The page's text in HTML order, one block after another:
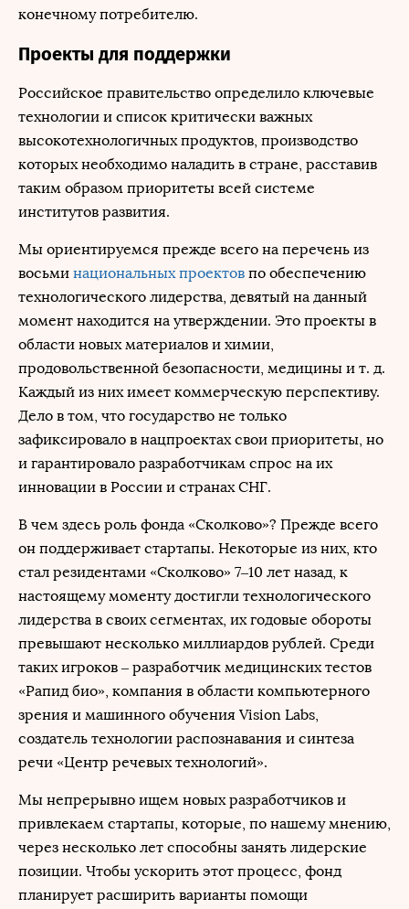
конечному потребителю.
Проекты для поддержки
Российское правительство определило ключевые
технологии и список критически важных
высокотехнологичных продуктов, производство
которых необходимо наладить в стране, расставив
таким образом приоритеты всей системе
институтов развития.
Мы ориентируемся прежде всего на перечень из
восьми национальных проектов по обеспечению
технологического лидерства, девятый на данный
момент находится на утверждении. Это проекты в
области новых материалов и химии,
продовольственной безопасности, медицины и т. д.
Каждый из них имеет коммерческую перспективу.
Дело в том, что государство не только
зафиксировало в нацпроектах свои приоритеты, но
и гарантировало разработчикам спрос на их
инновации в России и странах СНГ.
В чем здесь роль фонда «Сколково»? Прежде всего
он поддерживает стартапы. Некоторые из них, кто
стал резидентами «Сколково» 7‒10 лет назад, к
настоящему моменту достигли технологического
лидерства в своих сегментах, их годовые обороты
превышают несколько миллиардов рублей. Среди
таких игроков – разработчик медицинских тестов
«Рапид био», компания в области компьютерного
зрения и машинного обучения Vision Labs,
создатель технологии распознавания и синтеза
речи «Центр речевых технологий».
Мы непрерывно ищем новых разработчиков и
привлекаем стартапы, которые, по нашему мнению,
через несколько лет способны занять лидерские
позиции. Чтобы ускорить этот процесс, фонд
планирует расширить варианты помощи